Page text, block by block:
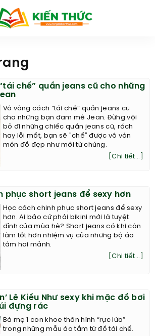
chế” quần jeans cũ cho những
Vô vàng cách “tái chế” quần jeans cũ
cho những bạn đam mê Jean. Đừng vội
bỏ đi những chiếc quần jeans cũ, rách
hay lỗi mốt, bạn sẽ "chế" được vô vàn
món đồ đẹp như mới từ chúng.
[Chi tiết...]
phục short jeans để sexy hơn
Học cách chinh phục short jeans để sexy
hơn. Ai bảo cứ phải bikini mới là tuyệt
đỉnh của mùa hè? Short jeans có khi còn
làm tốt hơn nhiệm vụ của những bộ áo
tắm hai mảnh.
[Chi tiết...]
Lê Kiều Như sexy khi mặc đồ bơi
đựng rác
Bà mẹ 1 con khoe thân hình “rực lửa”
trong những mẫu áo tắm từ đồ tái chế.